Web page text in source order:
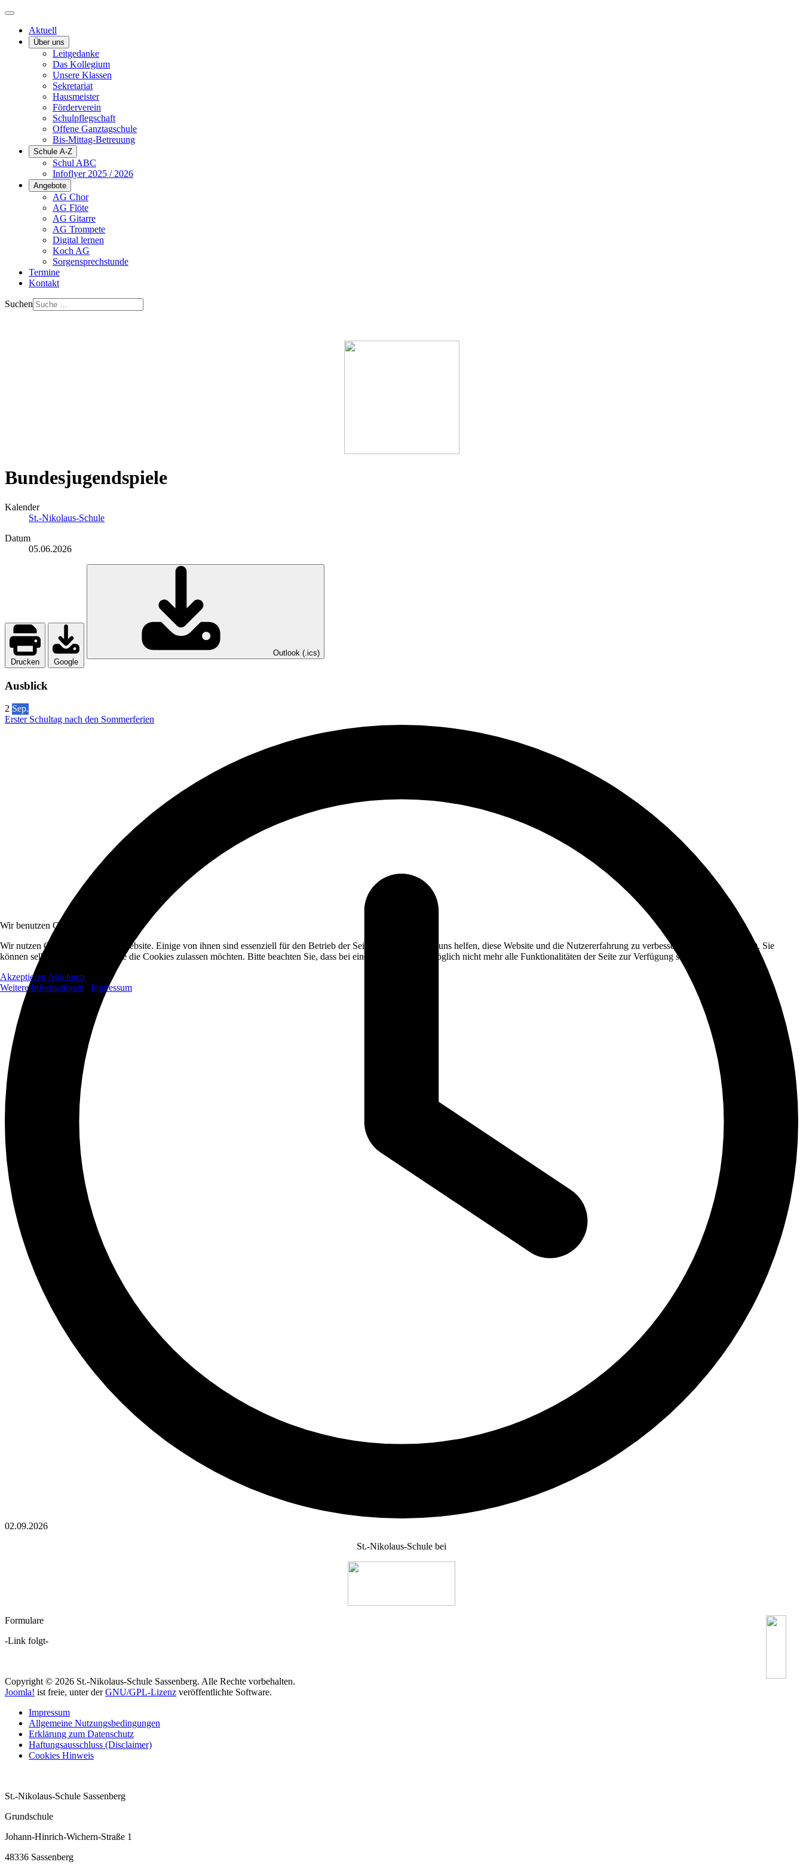
Aktuell
Über uns
Leitgedanke
Das Kollegium
Unsere Klassen
Sekretariat
Hausmeister
Förderverein
Schulpflegschaft
Offene Ganztagschule
Bis-Mittag-Betreuung
Schule A-Z
Schul ABC
Infoflyer 2025 / 2026
Angebote
AG Chor
AG Flöte
AG Gitarre
AG Trompete
Digital lernen
Koch AG
Sorgensprechstunde
Termine
Kontakt
Suchen
Bundesjugendspiele
Kalender
St.-Nikolaus-Schule
Datum
05.06.2026
Drucken Google
Outlook (.ics)
Ausblick
2 Sep.
Erster Schultag nach den Sommerferien
02.09.2026
St.-Nikolaus-Schule bei
Formulare
-Link folgt-
Copyright © 2026 St.-Nikolaus-Schule Sassenberg. Alle Rechte vorbehalten.
Joomla! ist freie, unter derGNU/GPL-Lizenz veröffentlichte Software.
Impressum
Allgemeine Nutzungsbedingungen
Erklärung zum Datenschutz
Haftungsausschluss (Disclaimer)
Cookies Hinweis
St.-Nikolaus-Schule Sassenberg
Grundschule
Johann-Hinrich-Wichern-Straße 1
48336 Sassenberg
Wir benutzen Cookies
Wir nutzen Cookies auf unserer Website. Einige von ihnen sind essenziell für den Betrieb der Seite, während andere uns helfen, diese Website und die Nutzererfahrung zu verbessern (Tracking Cookies). Sie
können selbst entscheiden, ob Sie die Cookies zulassen möchten. Bitte beachten Sie, dass bei einer Ablehnung womöglich nicht mehr alle Funktionalitäten der Seite zur Verfügung stehen.
Akzeptieren Ablehnen
Weitere Informationen
Impressum